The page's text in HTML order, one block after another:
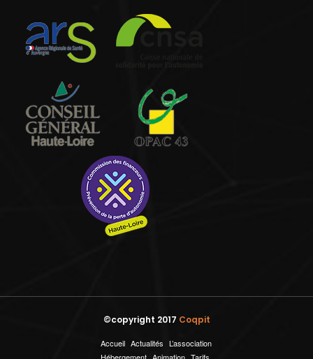
©copyright 2017 Coqpit
Accueil Actualités L’association